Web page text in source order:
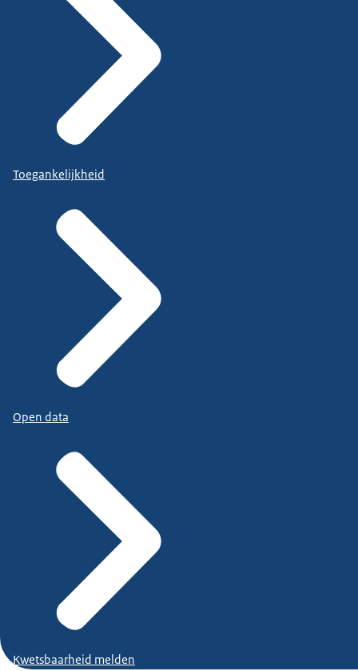
Toegankelijkheid
Open data
Kwetsbaarheid melden